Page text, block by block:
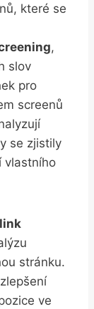
které⁣ se
,
slov
pro
‌screenů
se zjistily
vlastního
stránku.
ve